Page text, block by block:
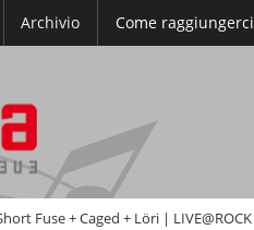
Archivio Come raggiungerci
Fuse + Caged + Löri | LIVE@ROCK